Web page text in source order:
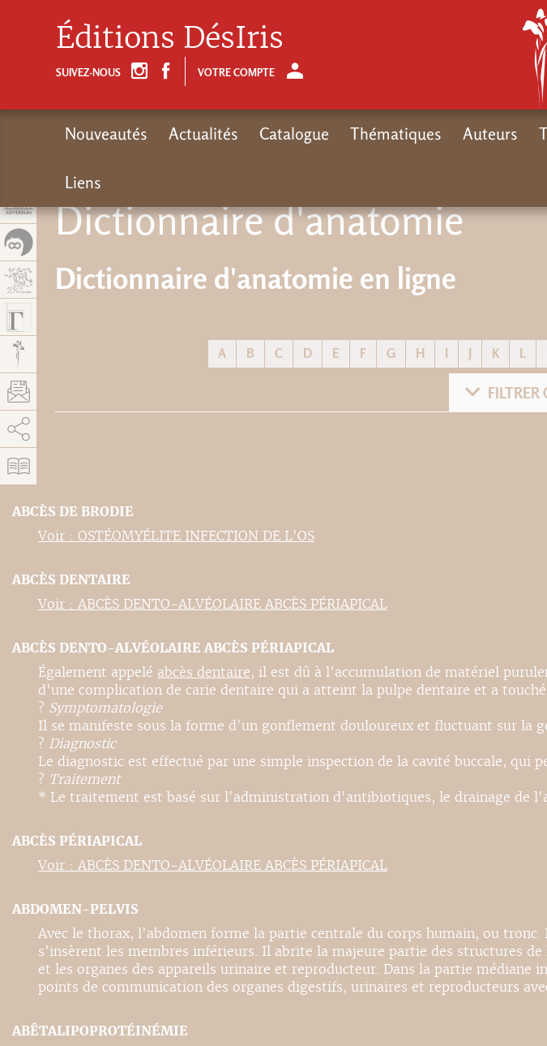
Dictionnaire d'anatomie
Dictionnaire d'anatomie en ligne
A B C D E F G H K L
FILTRER
ABCÈS DE BRODIE
Voir : OSTÉOMYÉLITE INFECTION DE L'OS
ABCÈS DENTAIRE
Voir : ABCÈS DENTO-ALVÉOLAIRE ABCÈS PÉRIAPICAL
ABCÈS DENTO-ALVÉOLAIRE ABCÈS PÉRIAPICAL
Également appelé abcès dentaire, il est dû à l'accumulation de matériel
d'une complication de carie dentaire qui a atteint la pulpe dentaire et a
? Symptomatologie
Il se manifeste sous la forme d'un gonflement douloureux et fluctuant sur la
? Diagnostic
Le diagnostic est effectué par une simple inspection de la cavité buccale, qui
? Traitement
* Le traitement est basé sur l'administration d'antibiotiques, le drainage de
ABCÈS PÉRIAPICAL
Voir : ABCÈS DENTO-ALVÉOLAIRE ABCÈS PÉRIAPICAL
ABDOMEN-PELVIS
Avec le thorax, l'abdomen forme la partie centrale du corps humain, ou
s'insèrent les membres inférieurs. Il abrite la majeure partie des structures
et les organes des appareils urinaire et reproducteur. Dans la partie
points de communication des organes digestifs, urinaires et reproducteurs
ABÊTALIPOPROTÉINÉMIE
Éditions DésIris
SUIVEZ-NOUS VOTRE COMPTE
Nouveautés Actualités Catalogue Thématiques Auteurs
Liens